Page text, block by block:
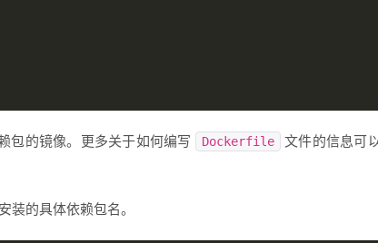
包的镜像。更多关于如何编写 Dockerfile
文件的信息可
装的具体依赖包名。